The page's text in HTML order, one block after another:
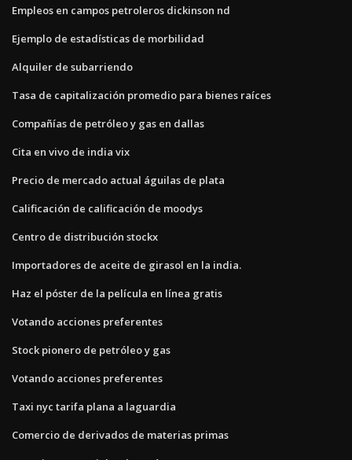
Empleos en campos petroleros dickinson nd
Ejemplo de estadísticas de morbilidad
Alquiler de subarriendo
Tasa de capitalización promedio para bienes raíces
Compañías de petróleo y gas en dallas
Cita en vivo de india vix
Precio de mercado actual águilas de plata
Calificación de calificación de moodys
Centro de distribución stockx
Importadores de aceite de girasol en la india.
Haz el póster de la película en línea gratis
Votando acciones preferentes
Stock pionero de petróleo y gas
Votando acciones preferentes
Taxi nyc tarifa plana a laguardia
Comercio de derivados de materias primas